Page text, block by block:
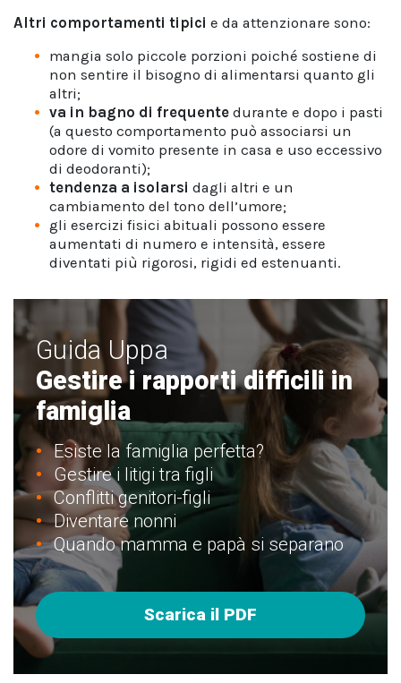
Altri comportamenti tipici e da attenzionare sono:
mangia solo piccole porzioni poiché sostiene di
non sentire il bisogno di alimentarsi quanto gli
altri;
va in bagno di frequente durante e dopo i pasti
(a questo comportamento può associarsi un
odore di vomito presente in casa e uso eccessivo
di deodoranti);
tendenza a isolarsi dagli altri e un
cambiamento del tono dell’umore;
gli esercizi fisici abituali possono essere
aumentati di numero e intensità, essere
diventati più rigorosi, rigidi ed estenuanti.
Guida Uppa
Gestire i rapporti difficili in
famiglia
Esiste la famiglia perfetta?
Gestire i litigi tra figli
Conflitti genitori-figli
Diventare nonni
Quando mamma e papà si separano
Scarica il PDF